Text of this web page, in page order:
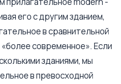
его с другим зданием,
в сравнительной
современное». Если
зданиями, мы
в превосходной